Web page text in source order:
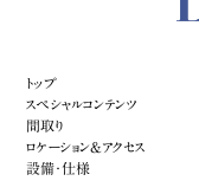
トップ
スペシャルコンテンツ
間取り
ロケーション&アクセス
設備・仕様